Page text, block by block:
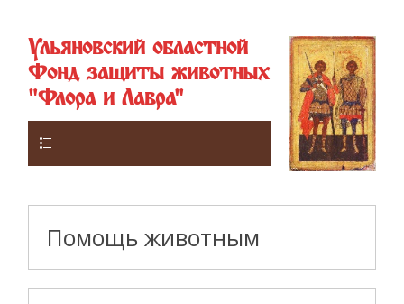
Ульяновский областной
Фонд защиты животных
"Флора и Лавра"
Помощь животным